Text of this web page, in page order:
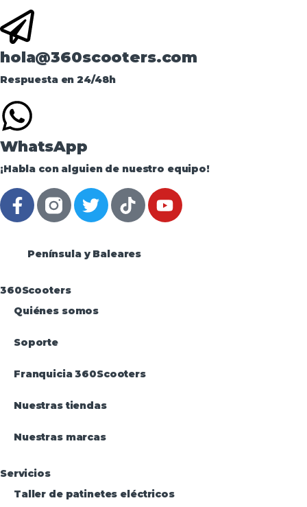
hola@360scooters.com
Respuesta en 24/48h
WhatsApp
¡Habla con alguien de nuestro equipo!
Península y Baleares
360Scooters
Quiénes somos
Soporte
Franquicia 360Scooters
Nuestras tiendas
Nuestras marcas
Servicios
Taller de patinetes eléctricos